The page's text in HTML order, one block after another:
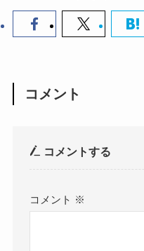
コメント
コメントする
コメント ※